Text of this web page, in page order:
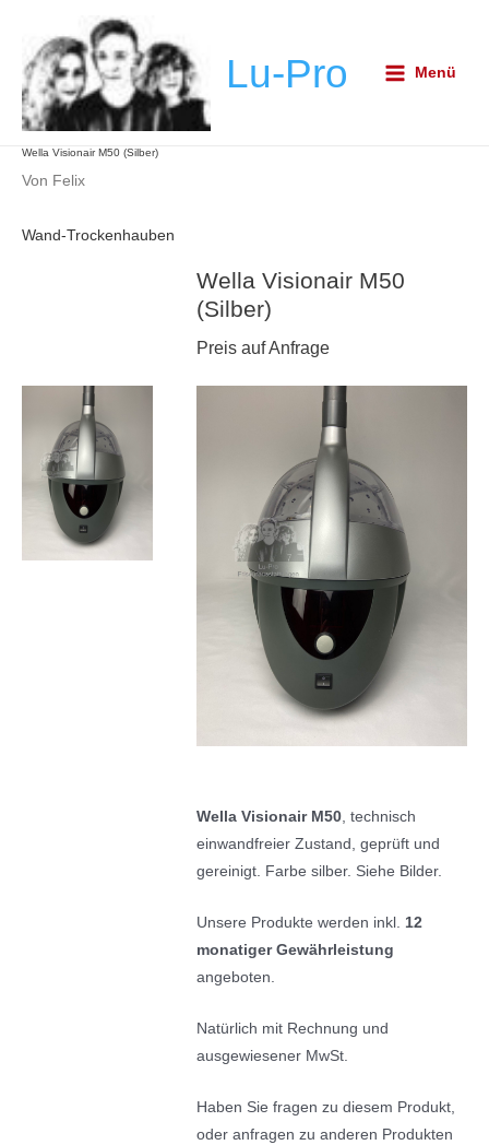
springen
Lu-Pro
MenuMenü
Wella Visionair M50 (Silber)
Von Felix
Wand-Trockenhauben
Wella Visionair M50
(Silber)
Preis auf Anfrage
Wella Visionair M50, technisch
einwandfreier Zustand, geprüft und
gereinigt. Farbe silber. Siehe Bilder.
Unsere Produkte werden inkl. 12
monatiger Gewährleistung
angeboten.
Natürlich mit Rechnung und
ausgewiesener MwSt.
Haben Sie fragen zu diesem Produkt,
oder anfragen zu anderen Produkten
navigation